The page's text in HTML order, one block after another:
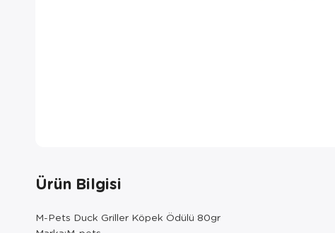
Ürün Bilgisi
M-Pets Duck Griller Köpek Ödülü 80gr